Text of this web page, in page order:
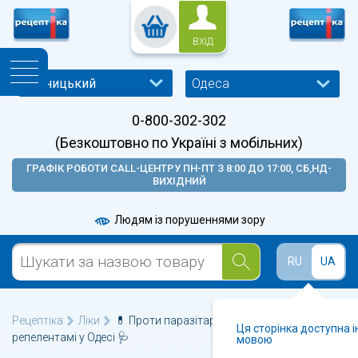
ВХІД
Одеса
0-800-302-302
(Безкоштовно по Україні з мобільних)
ГРАФІК РОБОТИ CALL-ЦЕНТРУ ПН-ПТ З 8:00 ДО 17:00, СБ,НД-
ВИХІДНИЙ
Людям із порушеннями зору
RU UA
Ця сторінка доступна
мовою
Рецептіка Ліки
💊 Проти паразітарні, інсектициди й
репелентамі у Одесі 🩺